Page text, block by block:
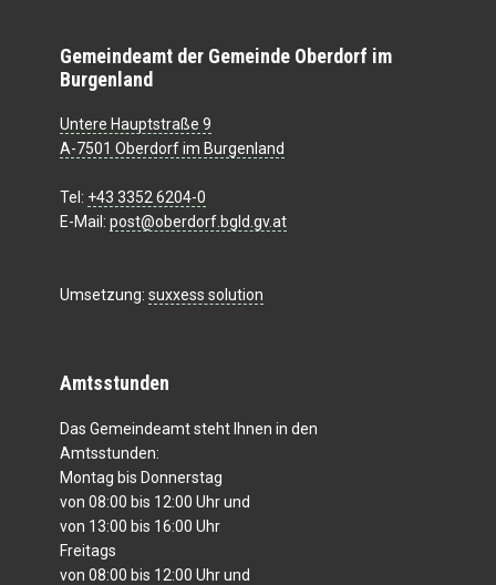
Gemeindeamt der Gemeinde Oberdorf im
Burgenland
Untere Hauptstraße 9
A-7501 Oberdorf im Burgenland
Tel: +43 3352 6204-0
E-Mail: post@oberdorf.bgld.gv.at
Umsetzung: suxxess solution
Amtsstunden
Das Gemeindeamt steht Ihnen in den
Amtsstunden:
Montag bis Donnerstag
von 08:00 bis 12:00 Uhr und
von 13:00 bis 16:00 Uhr
Freitags
von 08:00 bis 12:00 Uhr und